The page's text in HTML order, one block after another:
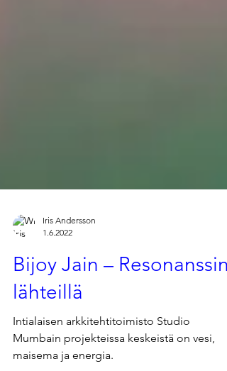
1.6.2022
Bijoy Jain – Resonanssin
lähteillä
Intialaisen arkkitehtitoimisto Studio
Mumbain projekteissa keskeistä on vesi,